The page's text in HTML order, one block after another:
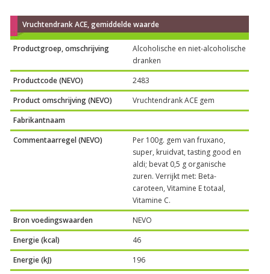
Vruchtendrank ACE, gemiddelde waarde
Productgroep, omschrijving
Alcoholische en niet-alcoholische
dranken
Productcode (NEVO)
2483
Product omschrijving (NEVO)
Vruchtendrank ACE gem
Fabrikantnaam
Commentaarregel (NEVO)
Per 100g. gem van fruxano,
super, kruidvat, tasting good en
aldi; bevat 0,5 g organische
zuren. Verrijkt met: Beta-
caroteen, Vitamine E totaal,
Vitamine C.
Bron voedingswaarden
NEVO
Energie (kcal)
46
Energie (kJ)
196